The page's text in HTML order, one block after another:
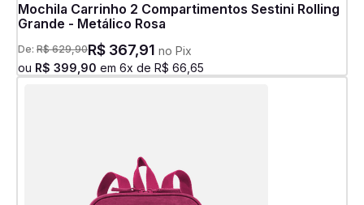
Mochila Carrinho 2 Compartimentos Sestini Rolling
Grande - Metálico Rosa
De: R$ 629,90R$ 367,91 no Pix
ou R$ 399 90 em 6x de R$ 66 65